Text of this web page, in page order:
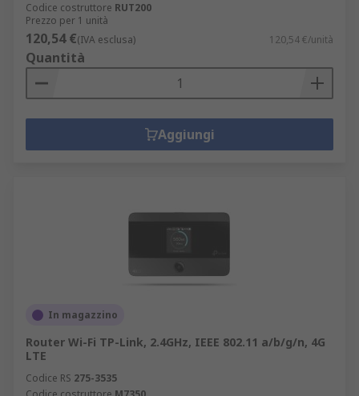
Codice costruttore RUT200
Prezzo per 1 unità
120,54 €(IVA esclusa) 120,54 €/unità
Quantità
Aggiungi
In magazzino
Router Wi-Fi TP-Link, 2.4GHz, IEEE 802.11 a/b/g/n, 4G
LTE
Codice RS 275-3535